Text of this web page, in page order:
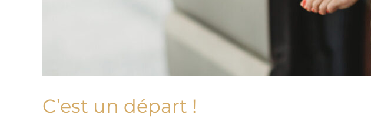
C’est un départ !